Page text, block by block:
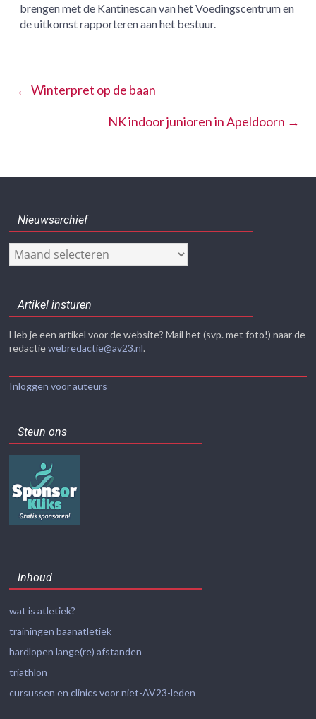
brengen met de Kantinescan van het Voedingscentrum en
de uitkomst rapporteren aan het bestuur.
← Winterpret op de baan
NK indoor junioren in Apeldoorn →
Nieuwsarchief
Nieuwsarchief
Artikel insturen
Heb je een artikel voor de website? Mail het (svp. met foto!) naar de
redactiewebredactie@av23.nl.
Inloggen voor auteurs
Steun ons
Inhoud
wat is atletiek?
trainingen baanatletiek
hardlopen lange(re) afstanden
triathlon
cursussen en clinics voor niet-AV23-leden